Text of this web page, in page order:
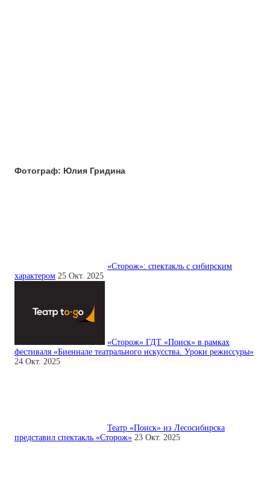
Фотограф: Юлия Гридина
«Сторож»: спектакль с сибирским
характером 25 Окт. 2025
«Сторож» ГДТ «Поиск» в рамках
фестиваля «Биеннале театрального искусства. Уроки режиссуры»
24 Окт. 2025
Театр «Поиск» из Лесосибирска
представил спектакль «Сторож» 23 Окт. 2025